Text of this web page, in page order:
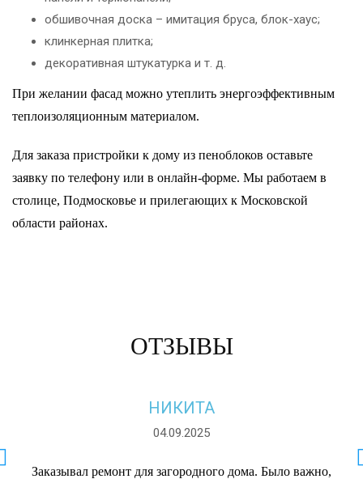
обшивочная доска – имитация бруса, блок-хаус;
клинкерная плитка;
декоративная штукатурка и т. д.
При желании фасад можно утеплить энергоэффективным
теплоизоляционным материалом.
Для заказа пристройки к дому из пеноблоков оставьте
заявку по телефону или в онлайн-форме. Мы работаем в
столице, Подмосковье и прилегающих к Московской
области районах.
ОТЗЫВЫ
НИКИТА
04.09.2025
Заказывал ремонт для загородного дома. Было важно,